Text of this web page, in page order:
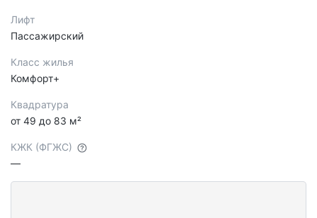
Лифт
Пассажирский
Класс жилья
Комфорт+
Квадратура
от 49 до 83 м²
КЖК (ФГЖС)
—